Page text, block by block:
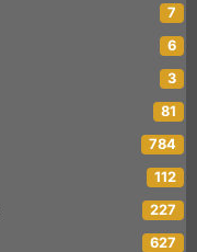
7
6
3
81
784
112
227
627